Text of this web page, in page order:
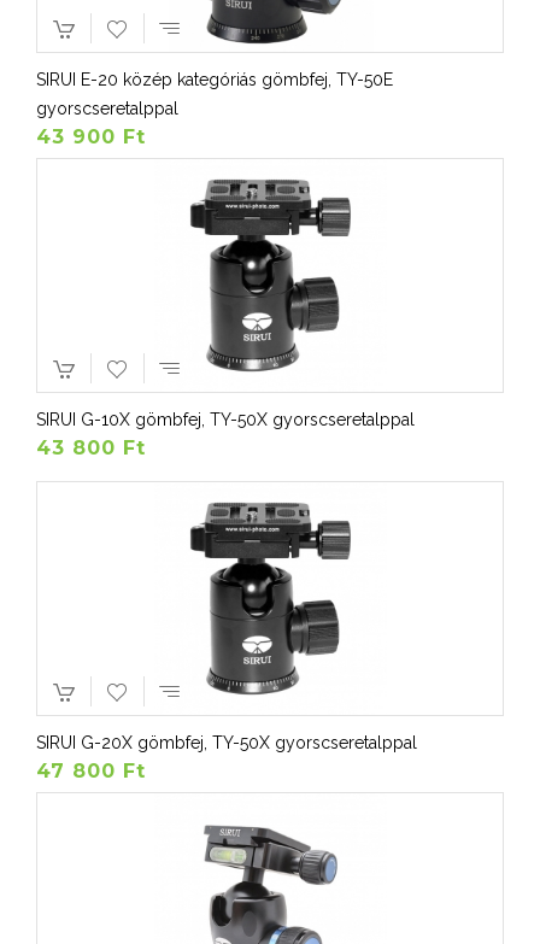
SIRUI E-20 közép kategóriás gömbfej, TY-50E
gyorscseretalppal
43 900 Ft
SIRUI G-10X gömbfej, TY-50X gyorscseretalppal
43 800 Ft
SIRUI G-20X gömbfej, TY-50X gyorscseretalppal
47 800 Ft